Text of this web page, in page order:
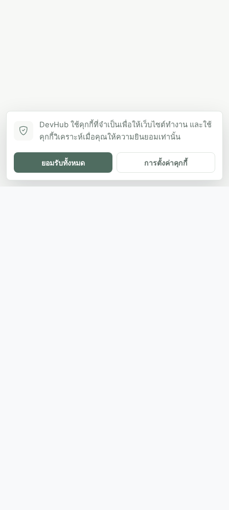
DevHub ใช้คุกกี้ที่จำเป็นเพื่อให้เว็บไซต์ทำงาน และใช้
คุกกี้วิเคราะห์เมื่อคุณให้ความยินยอมเท่านั้น
ยอมรับทั้งหมด การตั้งค่าคุกกี้